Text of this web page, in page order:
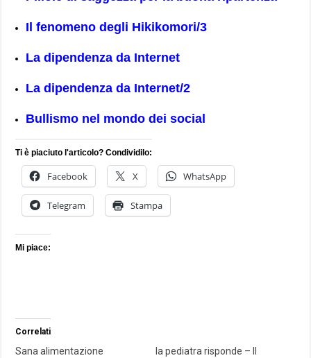
Il fenomeno degli Hikikomori/3
La dipendenza da Internet
La dipendenza da Internet/2
Bullismo nel mondo dei social
Ti è piaciuto l'articolo? Condividilo:
Facebook X WhatsApp
Telegram Stampa
Mi piace:
Correlati
Sana alimentazione
la pediatra risponde – Il